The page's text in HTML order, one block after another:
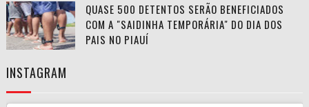
QUASE 500 DETENTOS SERÃO BENEFICIADOS
COM A "SAIDINHA TEMPORÁRIA" DO DIA DOS
PAIS NO PIAUÍ
INSTAGRAM